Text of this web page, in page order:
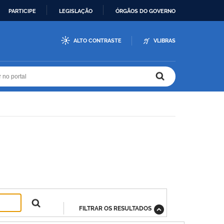
PARTICIPE LEGISLAÇÃO ÓRGÃOS DO GOVERNO
ALTO CONTRASTE VLIBRAS
FILTRAR OS RESULTADOS